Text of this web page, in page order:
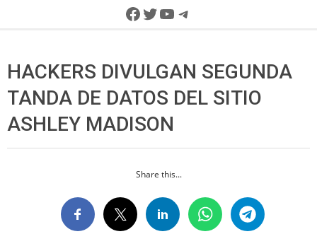
Facebook
Twitter
YouTube
Telegram
HACKERS DIVULGAN SEGUNDA
TANDA DE DATOS DEL SITIO
ASHLEY MADISON
Share this...